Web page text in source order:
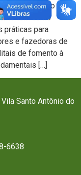
a Estruturação e
tem como
práticas para
e fazedoras de
de fomento à
[…]
Santo Antônio do
6638